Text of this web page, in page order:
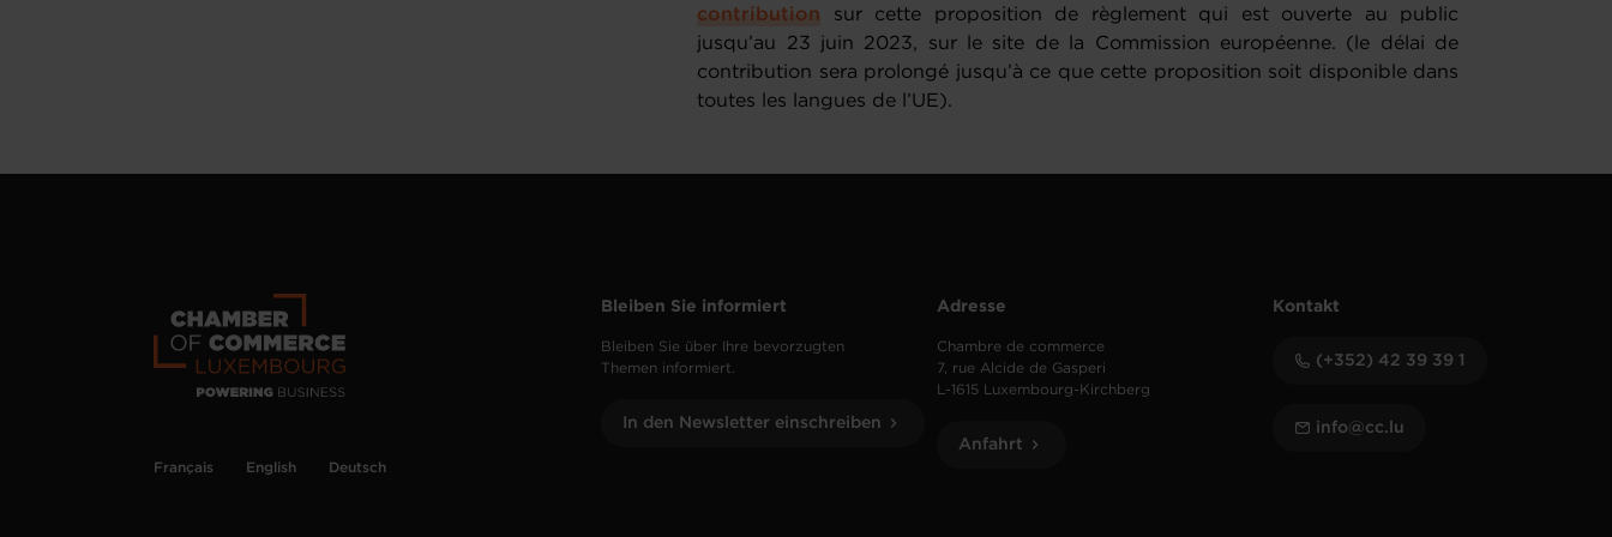
contribution sur cette proposition de règlement qui est ouverte au public
jusqu’au 23 juin 2023, sur le site de la Commission européenne. (le délai de
contribution sera prolongé jusqu’à ce que cette proposition soit disponible dans
toutes les langues de l’UE).
Français English Deutsch
Bleiben Sie informiert
Bleiben Sie über Ihre bevorzugten
Themen informiert.
In den Newsletter einschreiben
Adresse
Chambre de commerce
7, rue Alcide de Gasperi
L-1615 Luxembourg-Kirchberg
Anfahrt
Kontakt
(+352) 42 39 39 1
info@cc.lu